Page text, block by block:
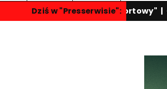
Dziś w "Presserwisie":
"Przegląd Sportowy"|